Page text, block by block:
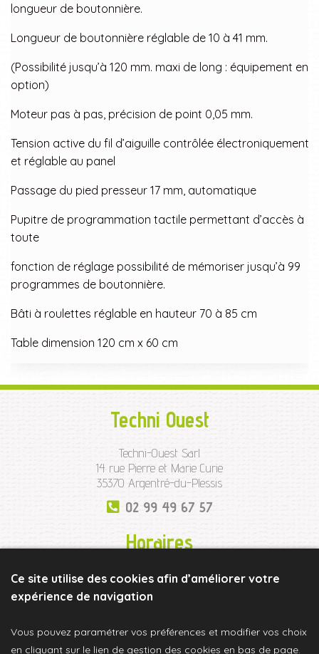
longueur de boutonnière.
Longueur de boutonnière réglable de 10 à 41 mm.
(Possibilité jusqu’à 120 mm. maxi de long : équipement en
option)
Moteur pas à pas, précision de point 0,05 mm.
Tension active du fil d’aiguille contrôlée électroniquement
et réglable au panel
Passage du pied presseur 17 mm, automatique
Pupitre de programmation tactile permettant d’accès à
toute
fonction de réglage possibilité de mémoriser jusqu’à 99
programmes de boutonnière.
Bâti à roulettes réglable en hauteur 70 à 85 cm
Table dimension 120 cm x 60 cm
Techni Ouest
Techni-Ouest Sarl
14 rue Pierre et Marie Curie
35370 Argentré-du-Plessis
02 99 49 67 57
Horaires
Vendredi de9h à 12h30 et de 13h30 à 19h
Ce site utilise des cookies afin d’améliorer votre
expérience de navigation
Vous pouvez paramétrer vos préférences et modifier vos choix
en cliquant sur le lien de gestion des cookies en bas de page.